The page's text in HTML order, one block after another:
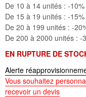
De 10 à 14 unités : -10%
De 15 à 19 unités : -15%
De 20 à 199 unités : -
De 200 à 2000 unités : -
EN RUPTURE DE
Alerte
Vous souhaitez
recevoir un devis